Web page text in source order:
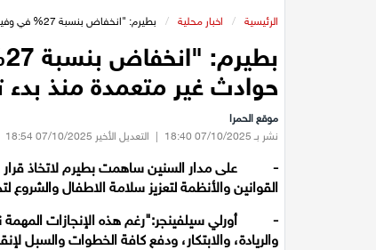
الرئيسية / اخبار محلية / بطيرم: "انخفاض بنسبة 27% في وفيات الأطفال العرب نتيجة حوادث غير متعمدة منذ بدء توثيق المعطيات عام 2008"
حوادث غير متعمدة منذ بدء
موقع الحمرا
نشر بـ 07/10/2025 18:40
| التعديل الأخير 07/10/2025 18:54
-على مدار السنين ساهمت بطيرم لاتخاذ
القوانين والأنظمة لتعزيز سلامة الاطفال والشروع
-أورلي سيلفينجر:"رغم هذه الإنجازات
والريادة، والابتكار، ودفع كافة الخطوات والسبل